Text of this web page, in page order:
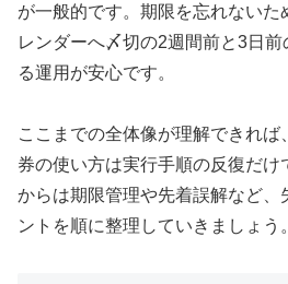
が一般的です。期限を忘れないた
レンダーへ〆切の2週間前と3日
る運用が安心です。
ここまでの全体像が理解できれ
券の使い方は実行手順の反復だ
からは期限管理や先着誤解など、
ントを順に整理していきましょう。